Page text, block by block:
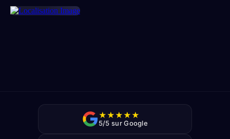
★★★★★
5/5 sur Google